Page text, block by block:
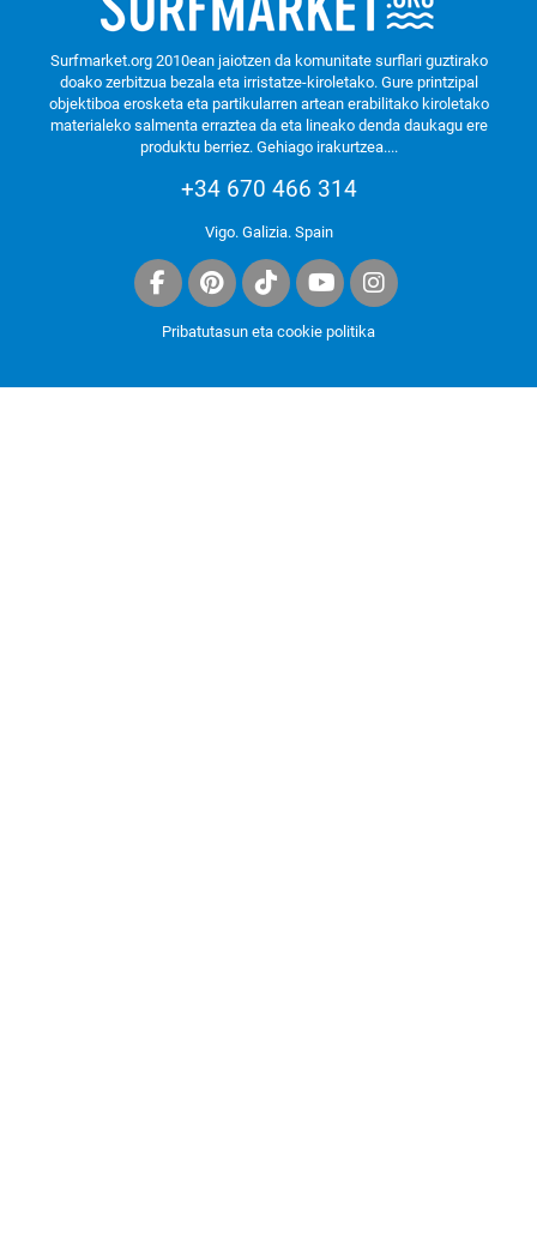
Surfmarket.org 2010ean jaiotzen da komunitate surflari guztirako
doako zerbitzua bezala eta irristatze-kiroletako. Gure printzipal
objektiboa erosketa eta partikularren artean erabilitako kiroletako
materialeko salmenta erraztea da eta lineako denda daukagu ere
produktu berriez. Gehiago irakurtzea....
+34 670 466 314
Vigo. Galizia. Spain
Pribatutasun eta cookie politika